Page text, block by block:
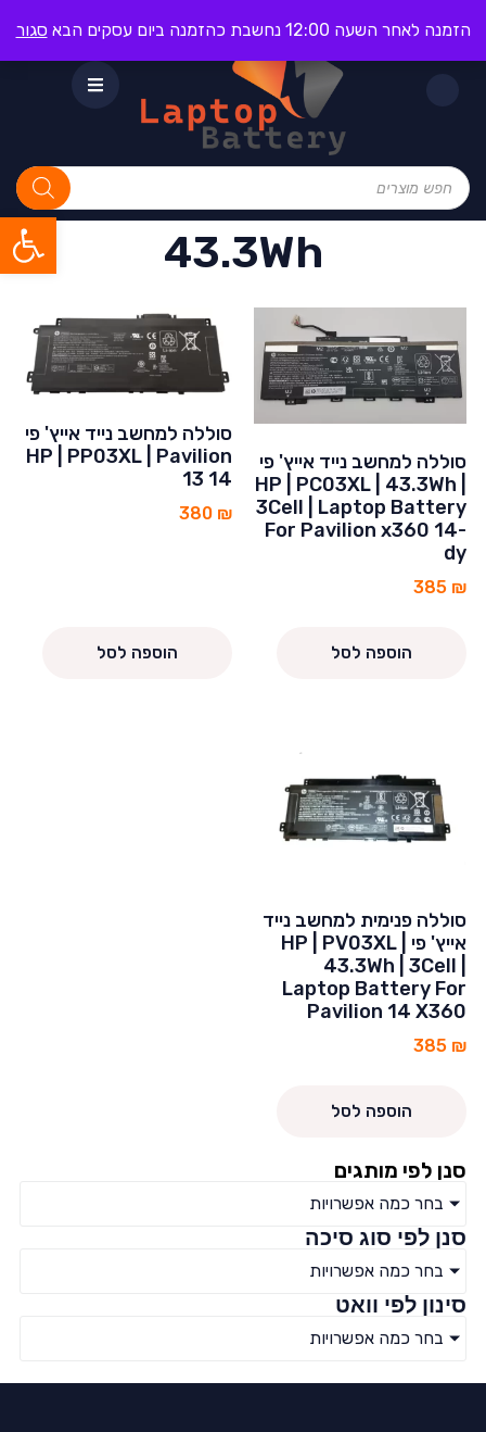
פתח
43.3Wh
סנן לפי מותגים
בחר כמה אפשרויות
סנן לפי סוג סיכה
בחר כמה אפשרויות
סינון לפי וואט
בחר כמה אפשרויות
סוללה למחשב נייד אייץ' פי
HP | PC03XL | 43.3Wh |
3Cell | Laptop Battery
For Pavilion x360 14-
dy
385 ₪
הוספה לסל
סוללה למחשב נייד אייץ' פי
HP | PP03XL | Pavilion
13 14
380 ₪
הוספה לסל
סוללה פנימית למחשב נייד
אייץ' פי HP | PV03XL |
43.3Wh | 3Cell |
Laptop Battery For
Pavilion 14 X360
385 ₪
הוספה לסל
הזמנה לאחר השעה 12:00 נחשבת כהזמנה ביום עסקים הבא סגור